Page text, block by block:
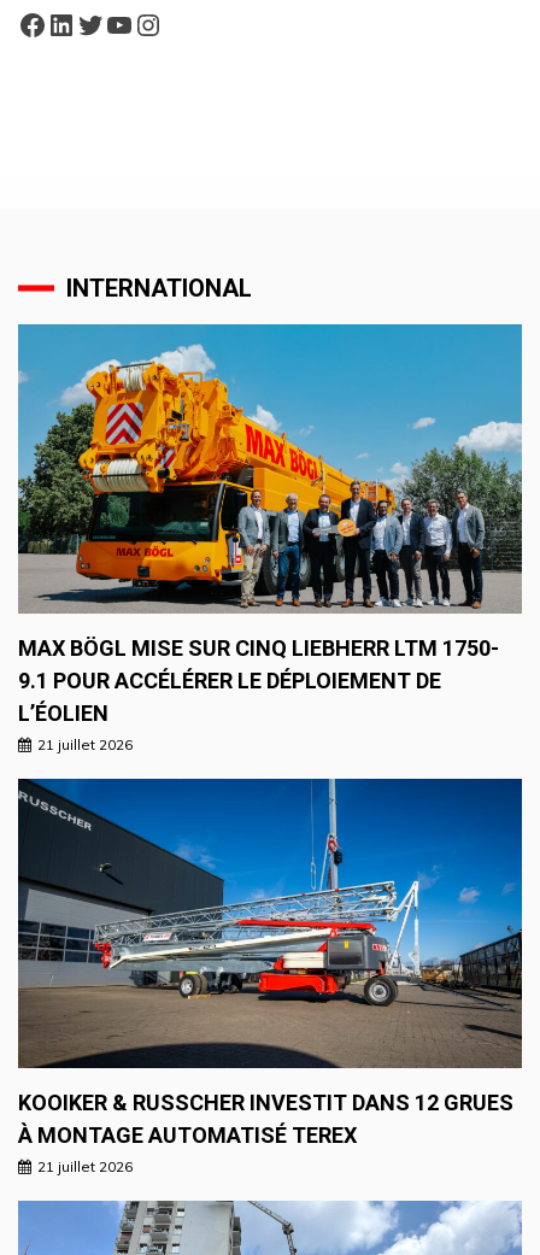
Facebook
LinkedIn
Twitter
YouTube
Instagram
INTERNATIONAL
MAX BÖGL MISE SUR CINQ LIEBHERR LTM 1750-
9.1 POUR ACCÉLÉRER LE DÉPLOIEMENT DE
L’ÉOLIEN
21 juillet 2026
KOOIKER & RUSSCHER INVESTIT DANS 12 GRUES
À MONTAGE AUTOMATISÉ TEREX
21 juillet 2026